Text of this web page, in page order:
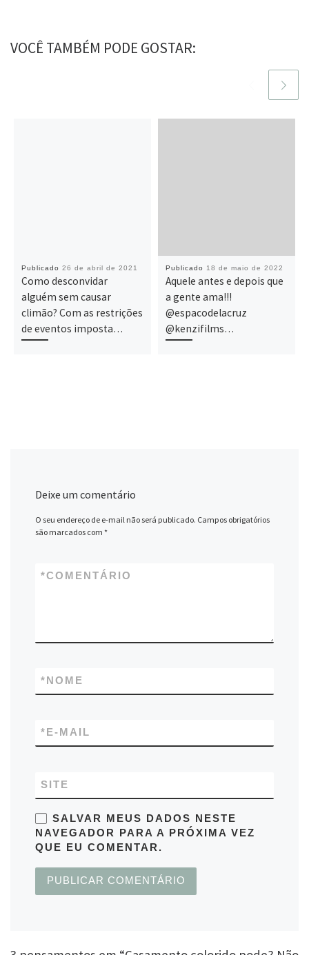
VOCÊ TAMBÉM PODE GOSTAR:
Publicado26 de abril de 2021
Como desconvidar
alguém sem causar
climão? Com as restrições
de eventos imposta…
Publicado 18 de maio de 2022
Aquele antes e depois que
a gente ama!!!
@espacodelacruz
@kenzifilms…
Deixe um comentário
O seu endereço de e-mail não será publicado. Campos obrigatórios
são marcados com*
COMENTÁRIO
*
NOME
*
E-MAIL
*
SITE
SALVAR MEUS DADOS NESTE
NAVEGADOR PARA A PRÓXIMA VEZ
QUE EU COMENTAR.